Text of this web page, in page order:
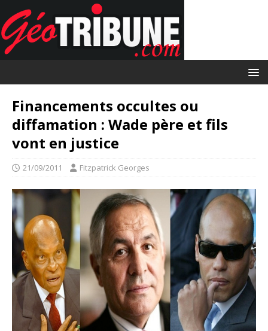
Financements occultes ou
diffamation : Wade père et fils
vont en justice
21/09/2011 Fitzpatrick Georges